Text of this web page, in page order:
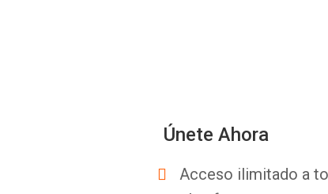
Únete Ahora
Acceso ilimitado a